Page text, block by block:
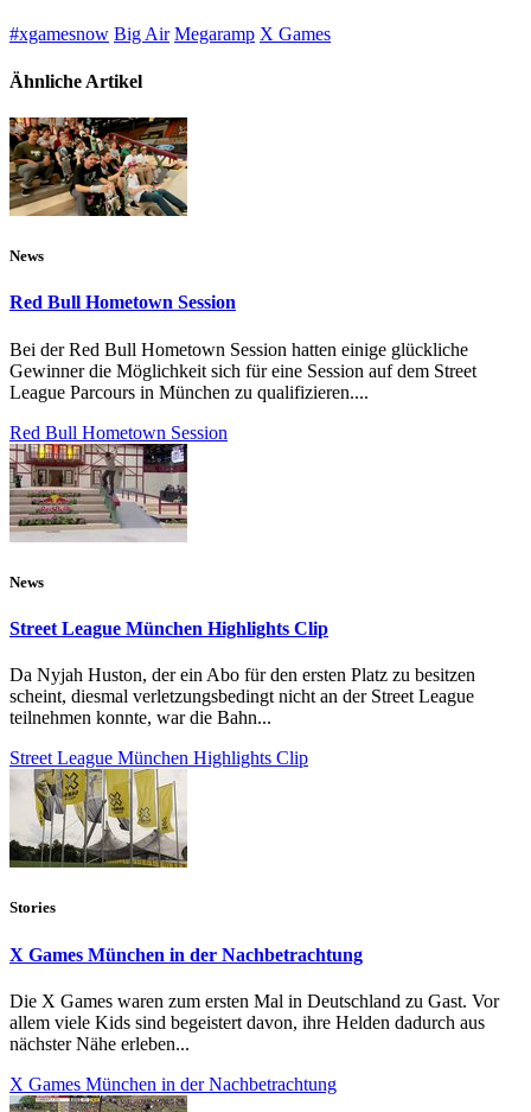
#xgamesnow Big Air Megaramp X Games
Ähnliche Artikel
News
Red Bull Hometown Session
Bei der Red Bull Hometown Session hatten einige glückliche
Gewinner die Möglichkeit sich für eine Session auf dem Street
League Parcours in München zu qualifizieren....
Red Bull Hometown Session
News
Street League München Highlights Clip
Da Nyjah Huston, der ein Abo für den ersten Platz zu besitzen
scheint, diesmal verletzungsbedingt nicht an der Street League
teilnehmen konnte, war die Bahn...
Street League München Highlights Clip
Stories
X Games München in der Nachbetrachtung
Die X Games waren zum ersten Mal in Deutschland zu Gast. Vor
allem viele Kids sind begeistert davon, ihre Helden dadurch aus
nächster Nähe erleben...
X Games München in der Nachbetrachtung